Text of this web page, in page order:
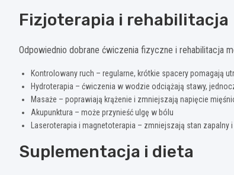
Fizjoterapia i rehabilitacja
Odpowiednio dobrane ćwiczenia fizyczne i rehabilitacja
Kontrolowany ruch – regularne, krótkie spacery pomagają
Hydroterapia – ćwiczenia w wodzie odciążają stawy,
Masaże – poprawiają krążenie i zmniejszają napięcie
Akupunktura – może przynieść ulgę w bólu
Laseroterapia i magnetoterapia – zmniejszają stan zapalny
Suplementacja i dieta